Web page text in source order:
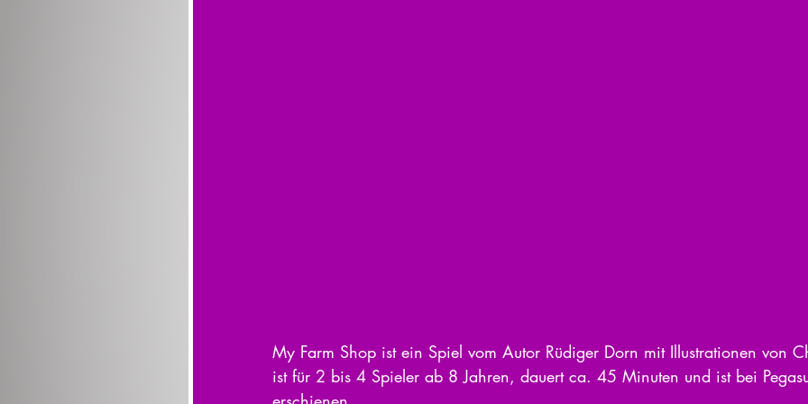
My Farm Shop ist ein Spiel vom Autor Rüdiger Dorn mit Illustrationen von
ist für 2 bis 4 Spieler ab 8 Jahren, dauert ca. 45 Minuten und ist bei